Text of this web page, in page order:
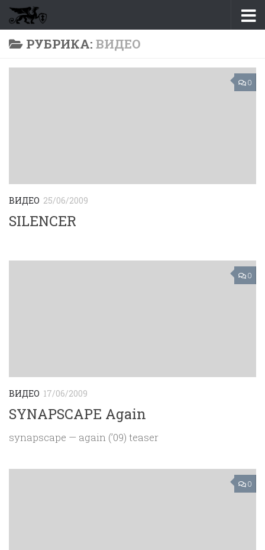
Перейти к содержимому
РУБРИКА: ВИДЕО
0
ВИДЕО 25/06/2009
SILENCER
0
ВИДЕО 17/06/2009
SYNAPSCAPE Again
synapscape — again (’09) teaser
0